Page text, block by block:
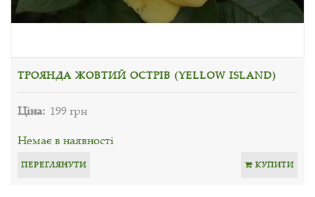
ТРОЯНДА ЖОВТИЙ ОСТРІВ (YELLOW ISLAND)
Ціна: 199 грн
Немає в наявності
ПЕРЕГЛЯНУТИ КУПИТИ